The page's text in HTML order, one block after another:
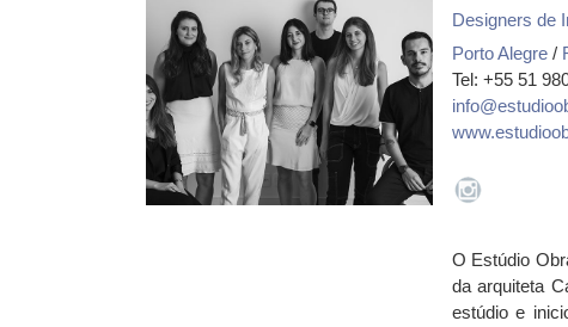
Designers de
Porto Alegre /
Tel: +55 51
O Estúdio
da arquiteta
estúdio e